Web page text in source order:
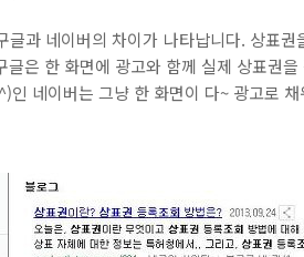
글과 네이버의 차이가 나타납니다. 상표
글은 한 화면에 광고와 함께 실제 상표권
네이버는 그냥 한 화면이 다~ 광고로